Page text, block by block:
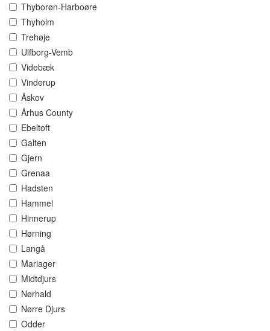
Thyborøn-Harboøre
Thyholm
Trehøje
Ulfborg-Vemb
Videbæk
Vinderup
Åskov
Århus County
Ebeltoft
Galten
Gjern
Grenaa
Hadsten
Hammel
Hinnerup
Hørning
Langå
Mariager
Midtdjurs
Nørhald
Nørre Djurs
Odder